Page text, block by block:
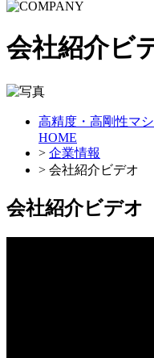
会社紹介ビ
高精度・高剛性マ
HOME
> 企業情報
> 会社紹介ビデオ
会社紹介ビデオ